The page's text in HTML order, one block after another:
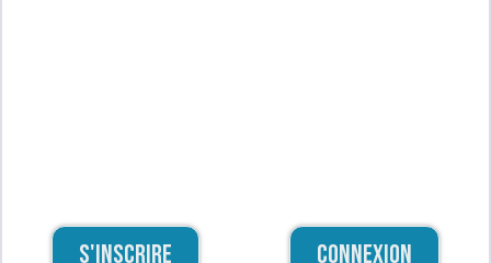
S'inscrire Connexion